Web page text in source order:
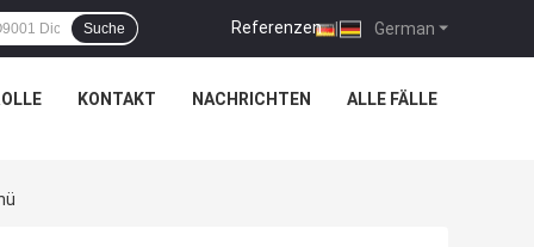
German
Referenzen |
Suche
KONTAKT NACHRICHTEN ALLE FÄLLE